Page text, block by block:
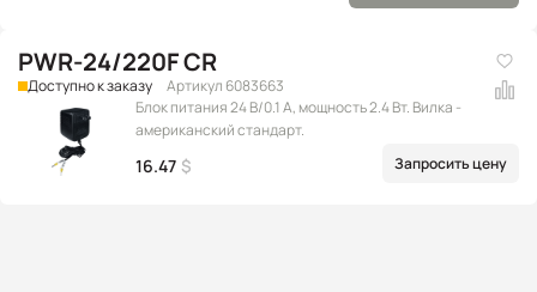
PWR-24/220F CR
Доступно к заказу
Артикул 6083663
Блок питания 24 В/0.1 А, мощность 2.4 Вт. Вилка -
американский стандарт.
16.47 $ Запросить цену